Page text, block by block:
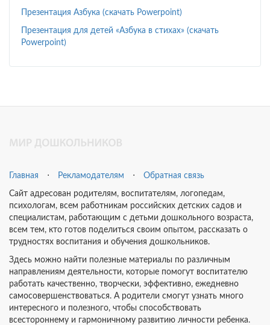
Презентация Азбука (скачать Powerpoint)
Презентация для детей «Азбука в стихах» (скачать
Powerpoint)
Главная ⋅ Рекламодателям ⋅ Обратная связь
Сайт адресован родителям, воспитателям, логопедам,
психологам, всем работникам российских детских садов и
специалистам, работающим с детьми дошкольного возраста,
всем тем, кто готов поделиться своим опытом, рассказать о
трудностях воспитания и обучения дошкольников.
Здесь можно найти полезные материалы по различным
направлениям деятельности, которые помогут воспитателю
работать качественно, творчески, эффективно, ежедневно
самосовершенствоваться. А родители смогут узнать много
интересного и полезного, чтобы способствовать
всестороннему и гармоничному развитию личности ребенка.